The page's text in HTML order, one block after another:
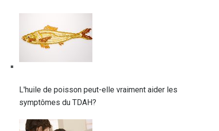
L'huile de poisson peut-elle vraiment aider les
symptômes du TDAH?